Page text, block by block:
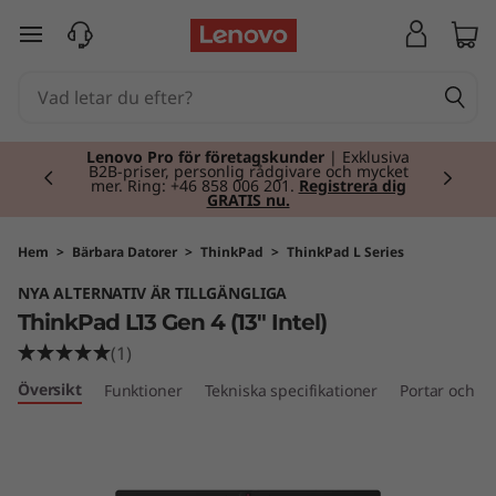
T
P
a
d
L
hoppa vidare till huvudinnehållet
Lenovo Pro för företagskunder | Exklusiva
B2B-priser, personlig rådgivare och mycket
mer. Ring: +46 858 006 201. Registrera dig
GRATIS nu.
Currently displaying item 2 of 2
Hem > Bärbara Datorer > ThinkPad > ThinkPad L Series
NYA ALTERNATIV ÄR TILLGÄNGLIGA
ThinkPad L13 Gen 4 (13" Intel)
(1)
Översikt Funktioner Tekniska specifikationer Portar och